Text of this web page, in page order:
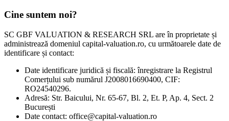
Cine suntem noi?
SC GBF VALUATION & RESEARCH SRL are în proprietate și
administrează domeniul capital-valuation.ro, cu următoarele date de
identificare și contact:
Date identificare juridică și fiscală: înregistrare la Registrul
Comerțului sub numărul J2008016690400, CIF:
RO24540296.
Adresă: Str. Baicului, Nr. 65-67, Bl. 2, Et. P, Ap. 4, Sect. 2
București
Date contact: office@capital-valuation.ro